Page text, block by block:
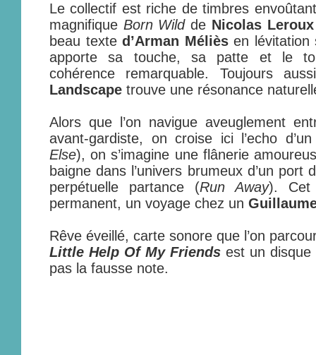
Le collectif est riche de timbres
magnifique Born Wildde Nicolas Leroux
beau texted’Arman Mélièsen lévitation
apporte sa touche, sa patte et le
cohérence remarquable. Toujours
Landscape trouve une résonance
Alors que l’on navigue aveuglement
avant-gardiste, on croise ici l’echo
Else), on s’imagine une flânerie
baigne dans l’univers brumeux d’un port
perpétuelle partance (Run Away). Cet
permanent, un voyage chez un
Rêve éveillé, carte sonore que l’on
Little Help Of My Friends est un
pas la fausse note.